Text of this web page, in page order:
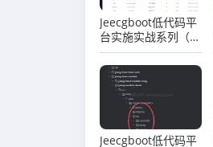
Jeecgboot低代码平
台实施实战系列（十
三）场景实战司机管
理之表单主子表之添
加司机管理为子表
Jeecgboot低代码平